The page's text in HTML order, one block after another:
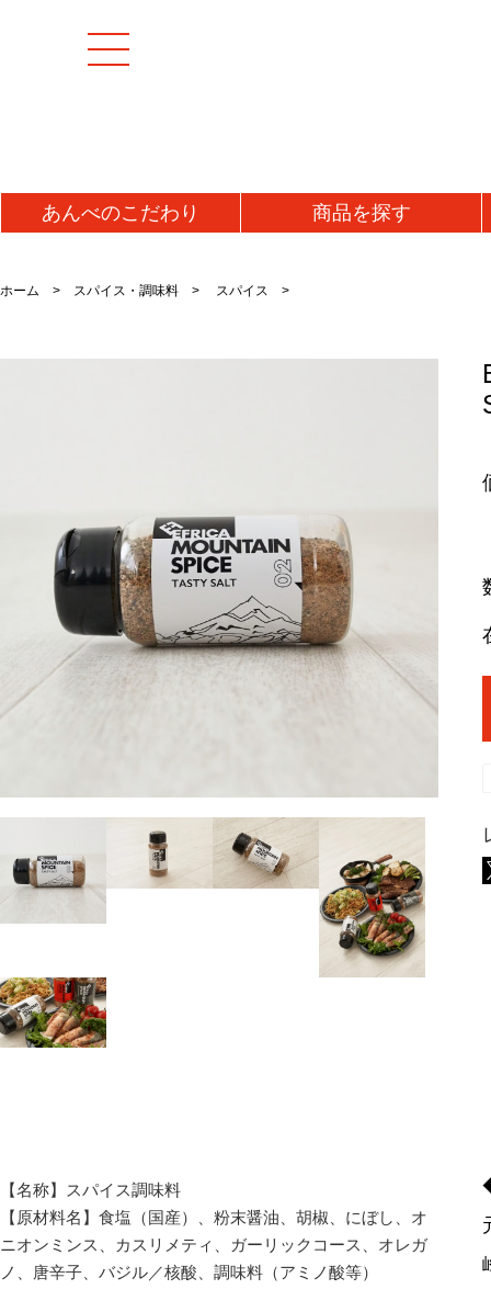
あんべのこだわり 商品を探す
[特集商品]
ラムカタ肉
ラムカタロース肉
ラム特選ロース肉
ラムチョップ
ラムスペアリブ
ラムショートロイン
豚ホルモン
味噌
タレ
ラム
アロ
ホーム スパイス・調味料 スパイス
【名称】スパイス調味料
【原材料名】食塩（国産）、粉末醤油、胡椒、にぼし、オ
ニオンミンス、カスリメティ、ガーリックコース、オレガ
ノ、唐辛子、バジル／核酸、調味料（アミノ酸等）